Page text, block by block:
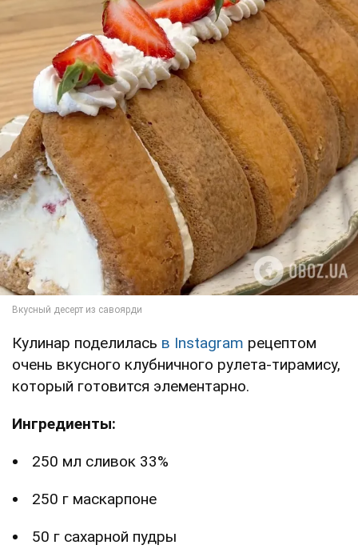
Кулинар поделилась в Instagram рецептом
очень вкусного клубничного рулета-тирамису,
который готовится элементарно.
Ингредиенты:
250 мл сливок 33%
250 г маскарпоне
50 г сахарной пудры